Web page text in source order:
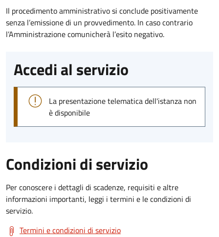
Il procedimento amministrativo si conclude positivamente
senza l’emissione di un provvedimento. In caso contrario
l’Amministrazione comunicherà l’esito negativo.
Accedi al servizio
La presentazione telematica dell'istanza non
è disponibile
Condizioni di servizio
Per conoscere i dettagli di scadenze, requisiti e altre
informazioni importanti, leggi i termini e le condizioni di
servizio.
Termini e condizioni di servizio